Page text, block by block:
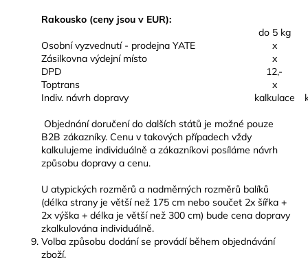
Rakousko (ceny jsou v EUR):
do 5 kg
Osobní vyzvednutí - prodejna YATE
x
Zásilkovna výdejní místo
x
DPD
12,-
Toptrans
x
Indiv. návrh dopravy
kalkulace
Objednání doručení do dalších států je možné pouze
B2B zákazníky. Cenu v takových případech vždy
kalkulujeme individuálně a zákazníkovi posíláme návrh
způsobu dopravy a cenu.
U atypických rozměrů a nadměrných rozměrů balíků
(délka strany je větší než 175 cm nebo součet 2x šířka +
2x výška + délka je větší než 300 cm) bude cena dopravy
zkalkulována individuálně.
Volba způsobu dodání se provádí během objednávání
zboží.